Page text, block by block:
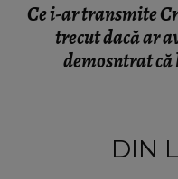
Ce i-ar transmite
trecut dacă ar
demosntrat
DIN